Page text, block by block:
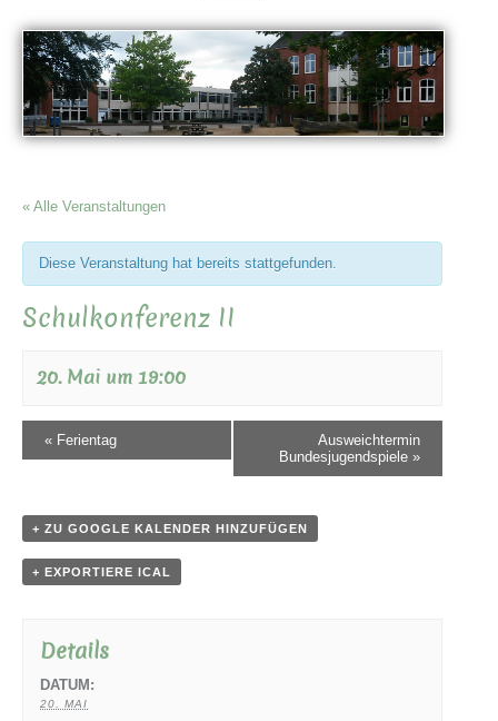
« Alle Veranstaltungen
Diese Veranstaltung hat bereits stattgefunden.
Schulkonferenz II
20. Mai um 19:00
« Ferientag
Ausweichtermin
Bundesjugendspiele »
+ ZU GOOGLE KALENDER HINZUFÜGEN
+ EXPORTIERE ICAL
Details
DATUM:
20. MAI